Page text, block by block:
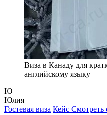
Виза в Канаду для
английскому языку
Ю
Юлия
Гостевая виза Кейс Смотреть